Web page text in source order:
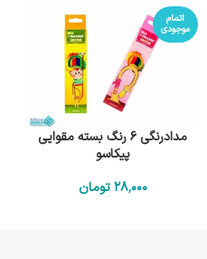
اتمام
موجودی
مدادرنگی 6 رنگ بسته مقوایی
پیکاسو
28٬000 تومان